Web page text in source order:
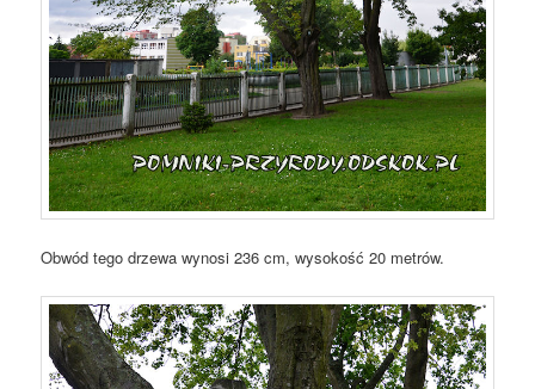
Obwód tego drzewa wynosi 236 cm, wysokość 20 metrów.